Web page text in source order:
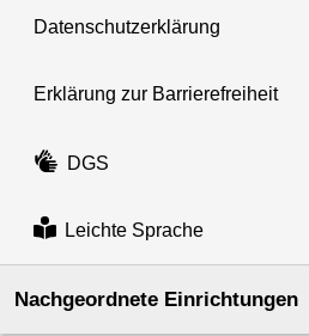
Datenschutzerklärung
Erklärung zur Barrierefreiheit
DGS
Leichte Sprache
Nachgeordnete Einrichtungen